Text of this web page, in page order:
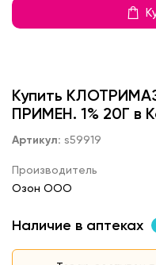
Купить
ПРИМЕН. 1% 20Г в
Артикул: s59919
Производитель
Озон ООО
Наличие в аптеках